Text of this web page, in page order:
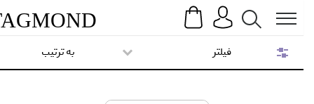
Search
TAGMOND
به ترتیب فیلتر